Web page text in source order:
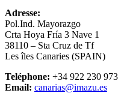
Adresse:
Pol.Ind. Mayorazgo
Crta Hoya Fría 3 Nave 1
38110 – Sta Cruz de Tf
Lesîles Canaries (SPAIN)
Teléphone: +34 922 230 973
Email: canarias@imazu.es